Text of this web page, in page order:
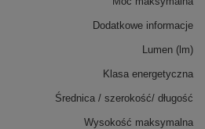
Dodatkowe informacje
Lumen (lm)
Klasa energetyczna
Średnica / szerokość/ długość
Wysokość maksymalna